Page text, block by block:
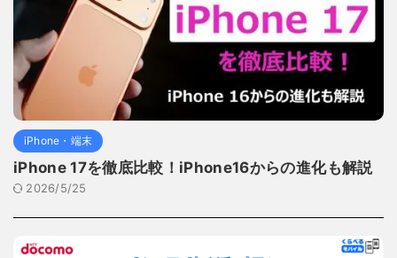
iPhone・端末
iPhone 17を徹底比較！iPhone16からの進化も解説
2026/5/25